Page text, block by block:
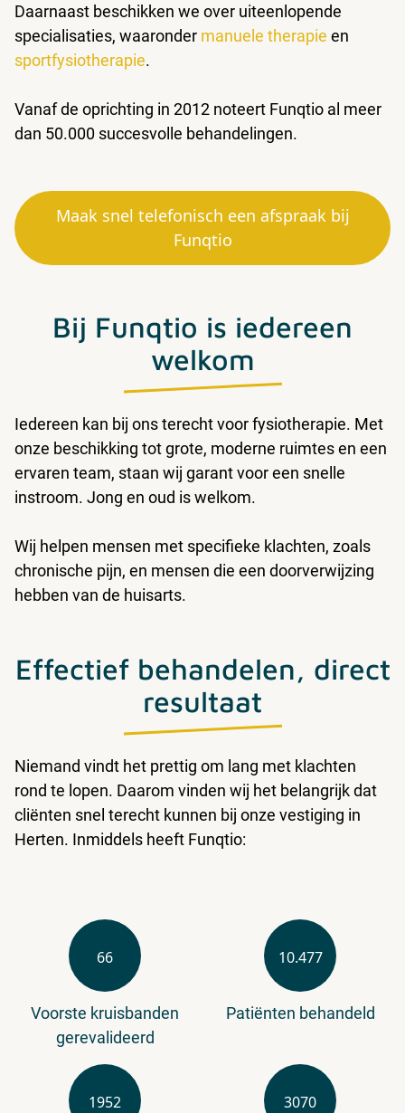
Daarnaast beschikken we over uiteenlopende
specialisaties, waaronder manuele therapie en
sportfysiotherapie.
Vanaf de oprichting in 2012 noteert Funqtio al meer
dan 50.000 succesvolle behandelingen.
Maak snel telefonisch een afspraak bij
Funqtio
Bij Funqtio is iedereen
welkom
Iedereen kan bij ons terecht voor fysiotherapie. Met
onze beschikking tot grote, moderne ruimtes en een
ervaren team, staan wij garant voor een snelle
instroom. Jong en oud is welkom.
Wij helpen mensen met specifieke klachten, zoals
chronische pijn, en mensen die een doorverwijzing
hebben van de huisarts.
Effectief behandelen, direct
resultaat
Niemand vindt het prettig om lang met klachten
rond te lopen. Daarom vinden wij het belangrijk dat
cliënten snel terecht kunnen bij onze vestiging in
Herten. Inmiddels heeft Funqtio:
66
Voorste kruisbanden
gerevalideerd
10.477
Patiënten behandeld
1952 3070